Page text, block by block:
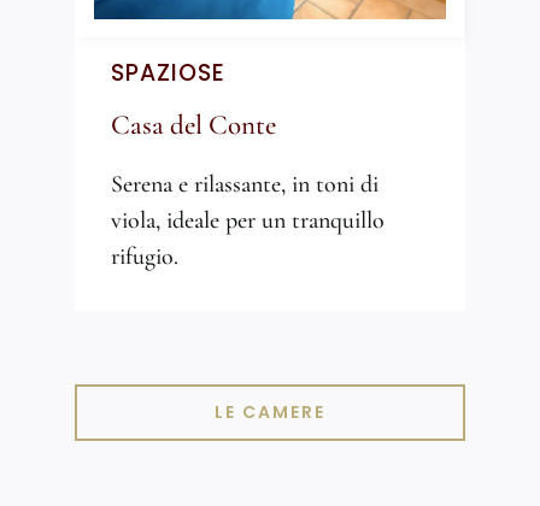
SPAZIOSE
Casa del Conte
Serena e rilassante, in toni di
viola, ideale per un tranquillo
rifugio.
LE CAMERE